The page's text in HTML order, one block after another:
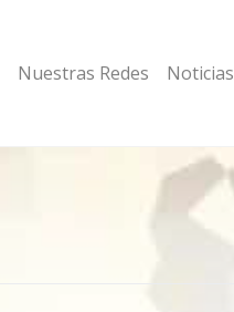
Nuestras Redes Noticias